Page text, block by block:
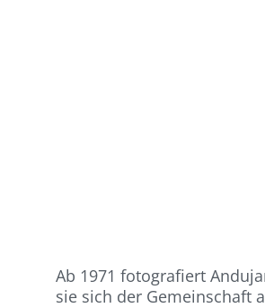
Ab 1971 fotografiert
sie sich der Gemeinschaft